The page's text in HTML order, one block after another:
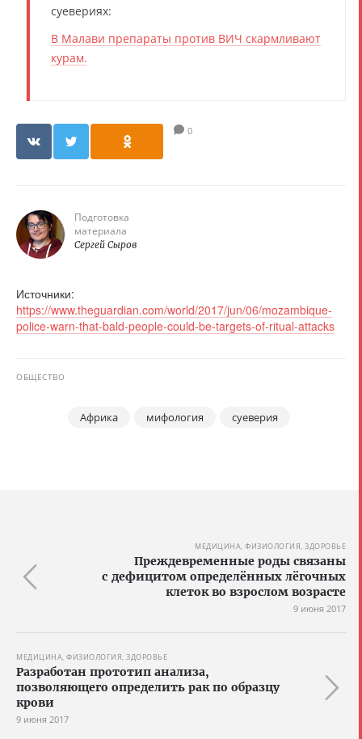
суевериях:
В Малави препараты против ВИЧ скармливают
курам.
0
Подготовка
материала
Сергей Сыров
Источники:
https://www.theguardian.com/world/2017/jun/06/mozambique-
police-warn-that-bald-people-could-be-targets-of-ritual-attacks
ОБЩЕСТВО
Африка мифология суеверия
МЕДИЦИНА, ФИЗИОЛОГИЯ, ЗДОРОВЬЕ
Преждевременные роды связаны
с дефицитом определённых лёгочных
клеток во взрослом возрасте
9 июня 2017
МЕДИЦИНА, ФИЗИОЛОГИЯ, ЗДОРОВЬЕ
Разработан прототип анализа,
позволяющего определить рак по образцу
крови
9 июня 2017